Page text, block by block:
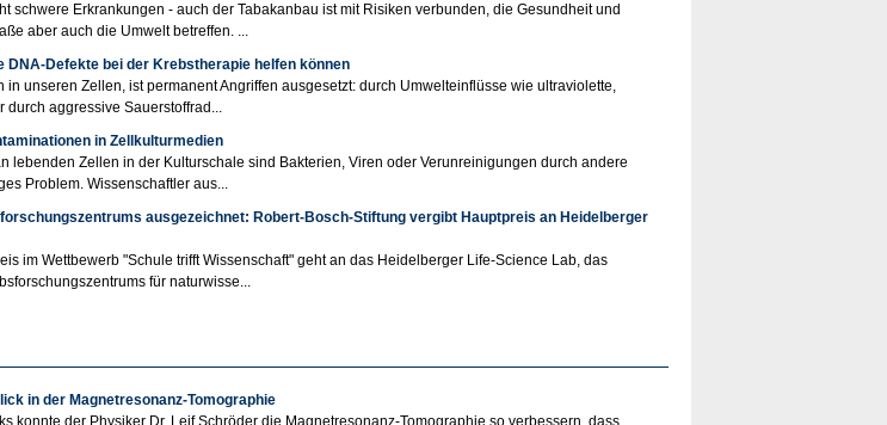
schwere Erkrankungen - auch der Tabakanbau ist mit Risiken verbunden, die Gesundheit und
aber auch die Umwelt betreffen. ...
DNA-Defekte bei der Krebstherapie helfen können
in unseren Zellen, ist permanent Angriffen ausgesetzt: durch Umwelteinflüsse wie ultraviolette,
durch aggressive Sauerstoffrad...
in Zellkulturmedien
lebenden Zellen in der Kulturschale sind Bakterien, Viren oder Verunreinigungen durch andere
Problem. Wissenschaftler aus...
ausgezeichnet: Robert-Bosch-Stiftung vergibt Hauptpreis an Heidelberger
im Wettbewerb "Schule trifft Wissenschaft" geht an das Heidelberger Life-Science Lab, das
für naturwisse...
in der Magnetresonanz-Tomographie
konnte der Physiker Dr. Leif Schröder die Magnetresonanz-Tomographie so verbessern, dass